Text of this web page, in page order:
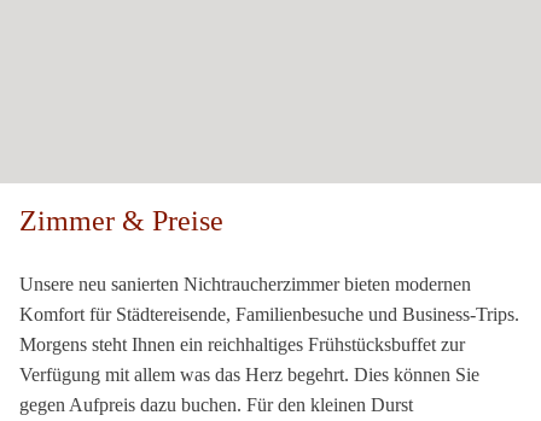
Zimmer & Preise
Unsere neu sanierten Nichtraucherzimmer bieten modernen
Komfort für Städtereisende, Familienbesuche und Business-Trips.
Morgens steht Ihnen ein reichhaltiges Frühstücksbuffet zur
Verfügung mit allem was das Herz begehrt. Dies können Sie
gegen Aufpreis dazu buchen. Für den kleinen Durst